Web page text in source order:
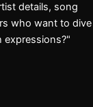
details, song
who want to dive
expressions?"